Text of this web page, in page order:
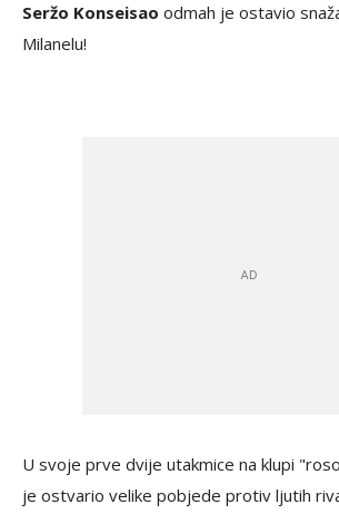
Seržo Konseisao odmah je ostavio
Milanelu!
U svoje prve dvije utakmice na klupi
je ostvario velike pobjede protiv ljutih